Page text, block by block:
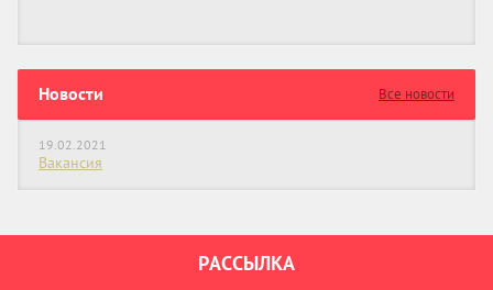
Новости Все новости
19.02.2021
Вакансия
РАССЫЛКА